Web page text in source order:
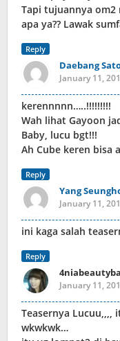
Tapi tujuannya
apa ya?? Lawak
Reply
Daebang
January 11,
kerennnnn…..!!!!!!!!!
Wah lihat Gayoon
Baby, lucu bgt!!!
Ah Cube keren bisa
Reply
Yang
January 11,
ini kaga salah
Reply
January 11,
Teasernya Lucuu,,,,
wkwkwk…